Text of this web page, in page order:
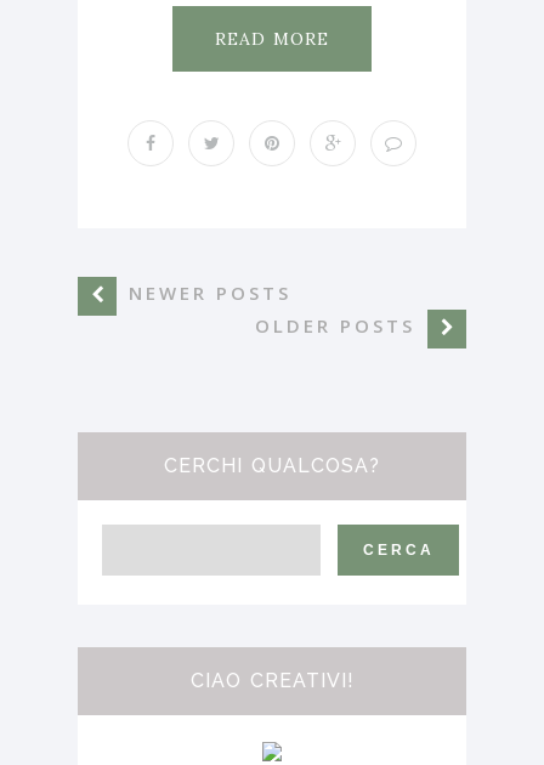
READ MORE
NEWER POSTS
OLDER POSTS
CERCHI QUALCOSA?
CIAO CREATIVI!